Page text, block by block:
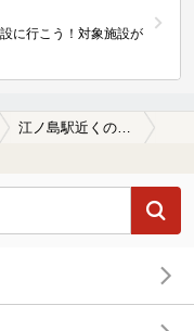
に行こう！対象施設が
江ノ島駅近くの温泉宿・温泉旅館・ホテルおすすめ(2026年版)